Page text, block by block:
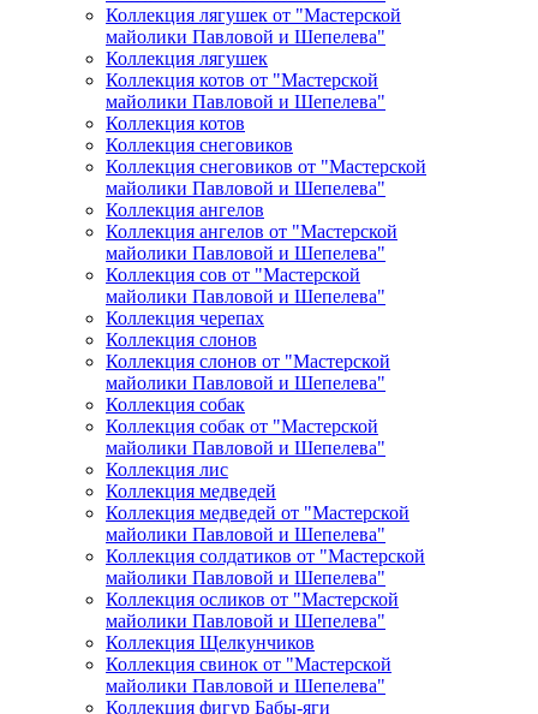
Коллекция лягушек от "Мастерской
майолики Павловой и Шепелева"
Коллекция лягушек
Коллекция котов от "Мастерской
майолики Павловой и Шепелева"
Коллекция котов
Коллекция снеговиков
Коллекция снеговиков от "Мастерской
майолики Павловой и Шепелева"
Коллекция ангелов
Коллекция ангелов от "Мастерской
майолики Павловой и Шепелева"
Коллекция сов от "Мастерской
майолики Павловой и Шепелева"
Коллекция черепах
Коллекция слонов
Коллекция слонов от "Мастерской
майолики Павловой и Шепелева"
Коллекция собак
Коллекция собак от "Мастерской
майолики Павловой и Шепелева"
Коллекция лис
Коллекция медведей
Коллекция медведей от "Мастерской
майолики Павловой и Шепелева"
Коллекция солдатиков от "Мастерской
майолики Павловой и Шепелева"
Коллекция осликов от "Мастерской
майолики Павловой и Шепелева"
Коллекция Щелкунчиков
Коллекция свинок от "Мастерской
майолики Павловой и Шепелева"
Коллекция фигур Бабы-яги